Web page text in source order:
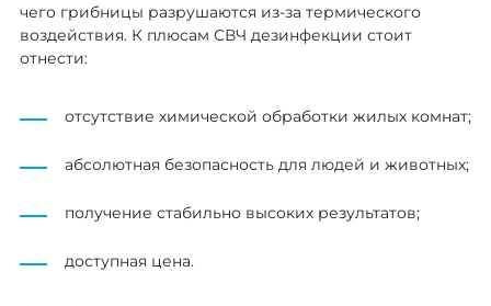
чего грибницы разрушаются из-за термического
воздействия. К плюсам СВЧ дезинфекции стоит
отнести:
отсутствие химической обработки жилых комнат;
абсолютная безопасность для людей и животных;
получение стабильно высоких результатов;
доступная цена.